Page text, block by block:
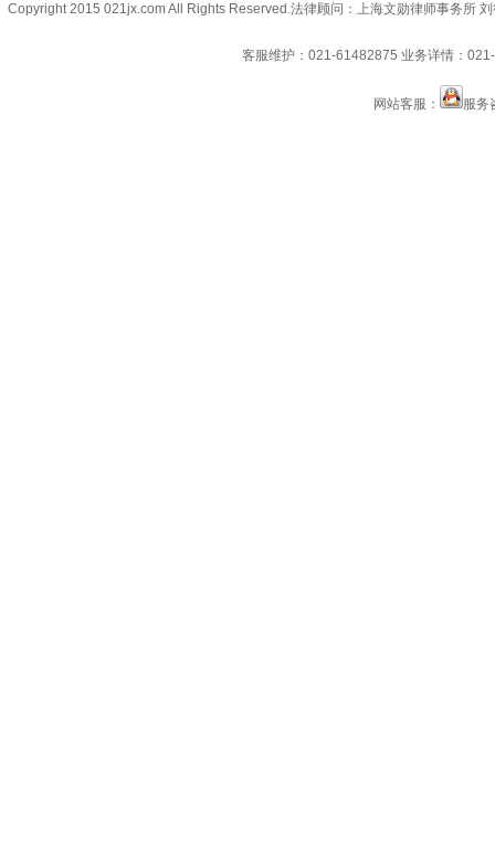
Copyright 2015 021jx.com All Rights Reserved.法律顾问：上海文勋律师事务所
客服维护：021-61482875 业务详情：
网站客服： 服务